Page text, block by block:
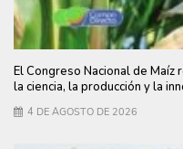
El Congreso Nacional de
la ciencia, la producción y la
4 DE AGOSTO DE 2026